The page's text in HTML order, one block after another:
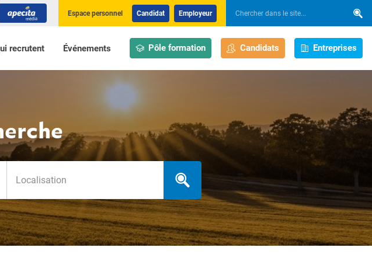
recrutent Événements Pôle formation Candidats Entreprises
Espace personnel Candidat Employeur